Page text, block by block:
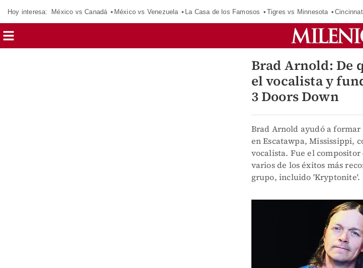
Hoy interesa: México vs Canadá México vs Venezuela La Casa de los Famosos Tigres vs Minnesota
Brad Arnold: De
el vocalista y
3 Doors Down
Brad Arnold ayudó a formar
en Escatawpa, Mississippi,
vocalista. Fue el compositor
varios de los éxitos más
grupo, incluido 'Kryptonite'.